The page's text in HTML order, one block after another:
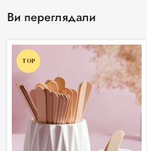
Ви переглядали
TOP